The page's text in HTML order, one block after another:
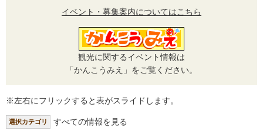
イベント・募集案内についてはこちら
観光に関するイベント情報は
「かんこうみえ」をご覧ください。
※左右にフリックすると表がスライドします。
選択カテゴリ すべての情報を見る